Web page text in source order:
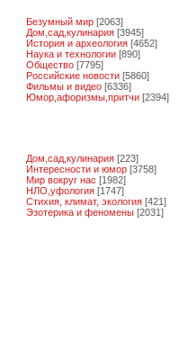
Безумный мир [2063]
Дом,сад,кулинария [3945]
История и археология [4652]
Наука и технологии [890]
Общество [7795]
Российские новости [5860]
Фильмы и видео [6336]
Юмор,афоризмы,притчи [2394]
Дом,сад,кулинария [223]
Интересности и юмор [3758]
Мир вокруг нас [1982]
НЛО,уфология [1747]
Стихия, климат, экология [421]
Эзотерика и феномены [2031]